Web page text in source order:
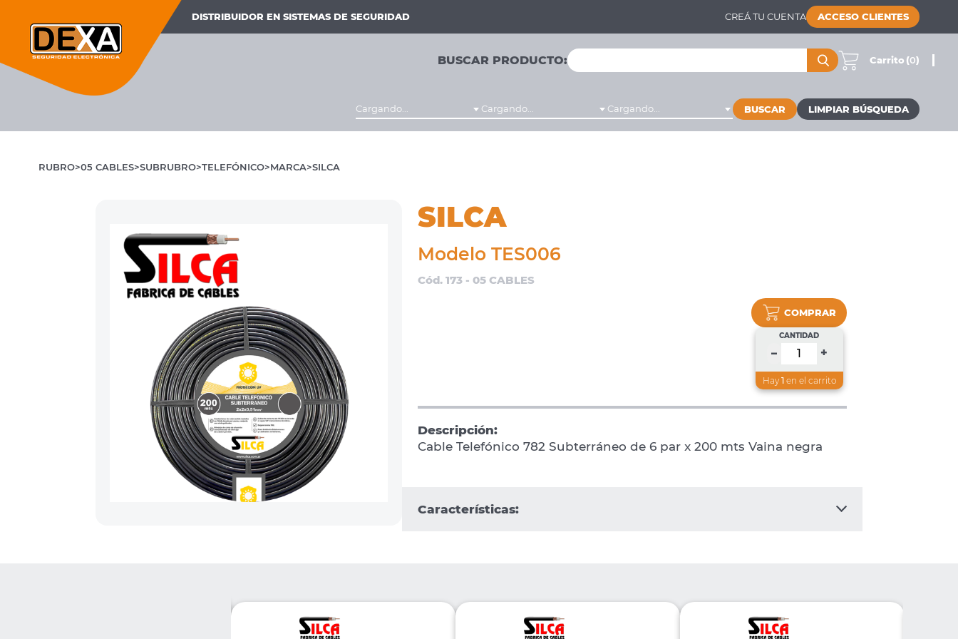
DISTRIBUIDOR EN SISTEMAS DE SEGURIDAD CREÁ TU CUENTA ACCESO CLIENTES
BUSCAR PRODUCTO: Carrito (0)
Cargando... Cargando... Cargando... BUSCAR
RUBRO 05 CABLES SUBRUBRO TELEFÓNICO MARCA SILCA
SILCA
Modelo TES006
Cód. 173 - 05 CABLES
COMPRAR
CANTIDAD
– +
Hay 1en el carrito
Descripción:
Cable Telefónico 782 Subterráneo de 6 par x 200 mts Vaina negra
Características: